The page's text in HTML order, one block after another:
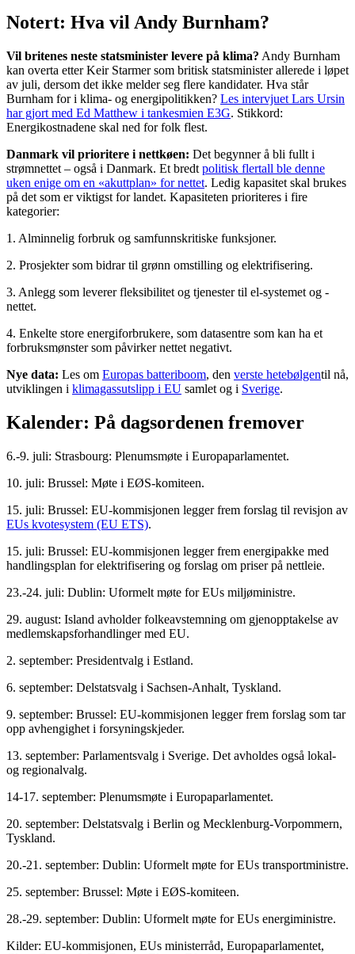
Notert: Hva vil Andy Burnham?
Vil britenes neste statsminister levere på klima? Andy Burnham
kan overta etter Keir Starmer som britisk statsminister allerede i løpet
av juli, dersom det ikke melder seg flere kandidater. Hva står
Burnham for i klima- og energipolitikken? Les intervjuet Lars Ursin
har gjort med Ed Matthew i tankesmien E3G. Stikkord:
Energikostnadene skal ned for folk flest.
Danmark vil prioritere i nettkøen: Det begynner å bli fullt i
strømnettet – også i Danmark. Et bredt politisk flertall ble denne
uken enige om en «akuttplan» for nettet. Ledig kapasitet skal brukes
på det som er viktigst for landet. Kapasiteten prioriteres i fire
kategorier:
1. Alminnelig forbruk og samfunnskritiske funksjoner.
2. Prosjekter som bidrar til grønn omstilling og elektrifisering.
3. Anlegg som leverer fleksibilitet og tjenester til el-systemet og -
nettet.
4. Enkelte store energiforbrukere, som datasentre som kan ha et
forbruksmønster som påvirker nettet negativt.
Nye data: Les om Europas batteriboom, den verste hetebølgentil nå,
utviklingen i klimagassutslipp i EU samlet og i Sverige.
Kalender: På dagsordenen fremover
6.-9. juli: Strasbourg: Plenumsmøte i Europaparlamentet.
10. juli: Brussel: Møte i EØS-komiteen.
15. juli: Brussel: EU-kommisjonen legger frem forslag til revisjon av
EUs kvotesystem (EU ETS).
15. juli: Brussel: EU-kommisjonen legger frem energipakke med
handlingsplan for elektrifisering og forslag om priser på nettleie.
23.-24. juli: Dublin: Uformelt møte for EUs miljøministre.
29. august: Island avholder folkeavstemning om gjenopptakelse av
medlemskapsforhandlinger med EU.
2. september: Presidentvalg i Estland.
6. september: Delstatsvalg i Sachsen-Anhalt, Tyskland.
9. september: Brussel: EU-kommisjonen legger frem forslag som tar
opp avhengighet i forsyningskjeder.
13. september: Parlamentsvalg i Sverige. Det avholdes også lokal-
og regionalvalg.
14-17. september: Plenumsmøte i Europaparlamentet.
20. september: Delstatsvalg i Berlin og Mecklenburg-Vorpommern,
Tyskland.
20.-21. september: Dublin: Uformelt møte for EUs transportministre.
25. september: Brussel: Møte i EØS-komiteen.
28.-29. september: Dublin: Uformelt møte for EUs energiministre.
Kilder: EU-kommisjonen, EUs ministerråd, Europaparlamentet,